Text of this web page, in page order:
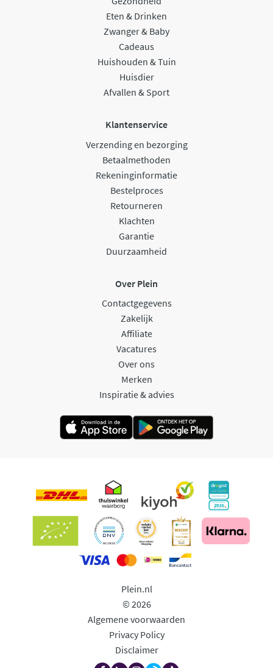
Eten & Drinken
Zwanger & Baby
Cadeaus
Huishouden & Tuin
Huisdier
Afvallen & Sport
Klantenservice
Verzending en bezorging
Betaalmethoden
Rekeninginformatie
Bestelproces
Retourneren
Klachten
Garantie
Duurzaamheid
Over Plein
Contactgegevens
Zakelijk
Affiliate
Vacatures
Over ons
Merken
Inspiratie & advies
Plein.nl
© 2026
Algemene voorwaarden
Privacy Policy
Disclaimer